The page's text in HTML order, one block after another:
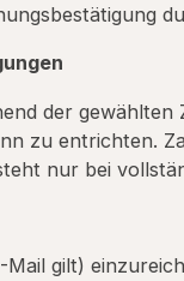
der
zu entrichten.
nur bei
gilt)